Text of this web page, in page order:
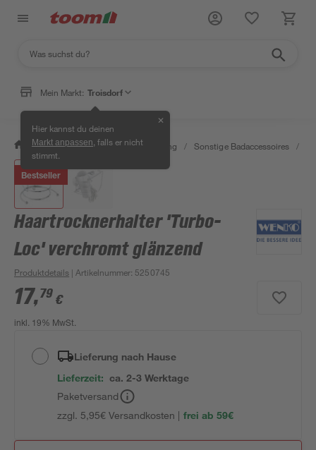
Mein Markt: Troisdorf
Hier kannst du deinen
Markt anpassen , falls er nicht
stimmt.
✕
/ Bad & Sanitär / Bad-Ausstattung / Sonstige Badaccessoires /
Bestseller
Haartrocknerhalter 'Turbo-
Loc' verchromt glänzend
Produktdetails | Artikelnummer: 5250745
17,79 €
inkl. 19% MwSt.
Lieferung nach Hause
Lieferzeit: ca. 2-3 Werktage
Paketversand
zzgl. 5,95€ Versandkosten | frei ab 59€